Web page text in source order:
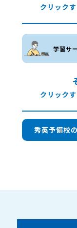
クリック
学習サ
クリック
秀英予備校